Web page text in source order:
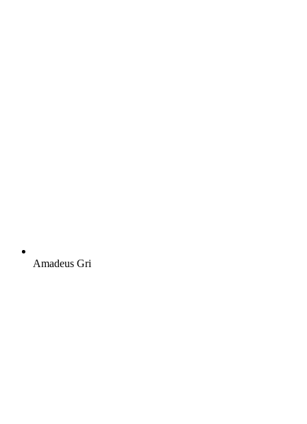
Amadeus Gri